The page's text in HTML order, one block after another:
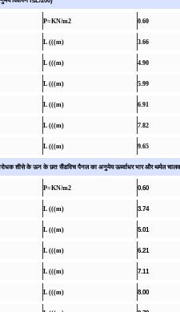
P=KN/m2 0.60
L (((m) 3.66
L (((m) 4.90
L (((m) 5.99
L (((m) 6.91
L (((m) 7.82
L (((m) 9.65
शीसे के ऊन के छत सैंडविच पैनल का अनुमेय ऊर्ध्वाधर भार और थर्मल
P=KN/m2 0.60
L (((m) 3.74
L (((m) 5.01
L (((m) 6.21
L (((m) 7.11
L (((m) 8.00